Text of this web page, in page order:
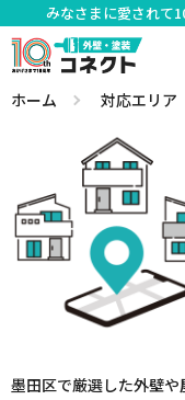
みなさまに愛されて
ホーム 対応エリア
墨田区で厳選した外壁